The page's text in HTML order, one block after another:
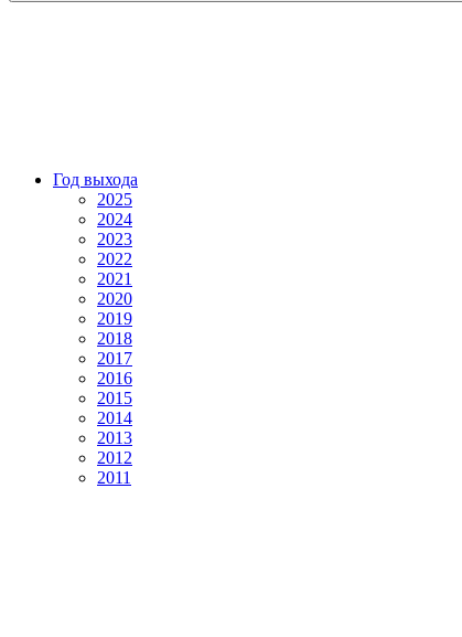
Год выхода
2025
2024
2023
2022
2021
2020
2019
2018
2017
2016
2015
2014
2013
2012
2011